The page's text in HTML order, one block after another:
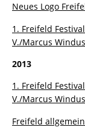
Neues Logo
1. Freifeld
V./Marcus
2013
1. Freifeld
V./Marcus
Freifeld